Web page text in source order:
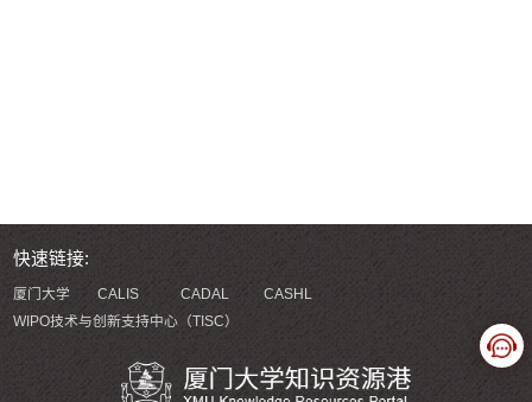
快速链接:
厦门大学 CALIS CADAL
CASHL
WIPO技术与创新支持中心（TISC）